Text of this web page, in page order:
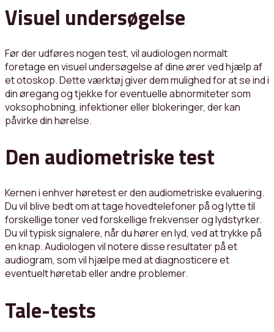
Visuel undersøgelse
Før der udføres nogen test, vil audiologen normalt
foretage en visuel undersøgelse af dine ører ved hjælp af
et otoskop. Dette værktøj giver dem mulighed for at se ind i
din øregang og tjekke for eventuelle abnormiteter som
voksophobning, infektioner eller blokeringer, der kan
påvirke din hørelse.
Den audiometriske test
Kernen i enhver høretest er den audiometriske evaluering.
Du vil blive bedt om at tage hovedtelefoner på og lytte til
forskellige toner ved forskellige frekvenser og lydstyrker.
Du vil typisk signalere, når du hører en lyd, ved at trykke på
en knap. Audiologen vil notere disse resultater på et
audiogram, som vil hjælpe med at diagnosticere et
eventuelt høretab eller andre problemer.
Tale-tests